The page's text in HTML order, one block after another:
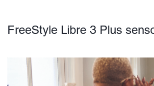
FreeStyle Libre 3 Plus